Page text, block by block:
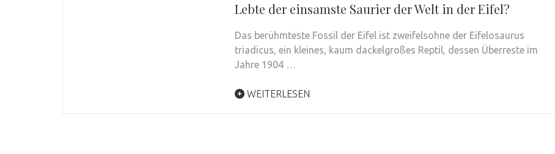
Lebte der einsamste Saurier der Welt in der Eifel?
Das berühmteste Fossil der Eifel ist zweifelsohne der Eifelosaurus
triadicus, ein kleines, kaum dackelgroßes Reptil, dessen Überreste im
Jahre 1904 …
WEITERLESEN